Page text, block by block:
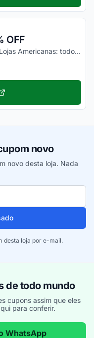
OFF
Poupe na oferta do dia do site das Lojas Americanas: todo dia uma oferta com até 70% OFF de desconto. Aproveite!
novo
novo desta loja. Nada
desta loja por e-mail.
de todo mundo
cupons assim que eles
para conferir.
WhatsApp